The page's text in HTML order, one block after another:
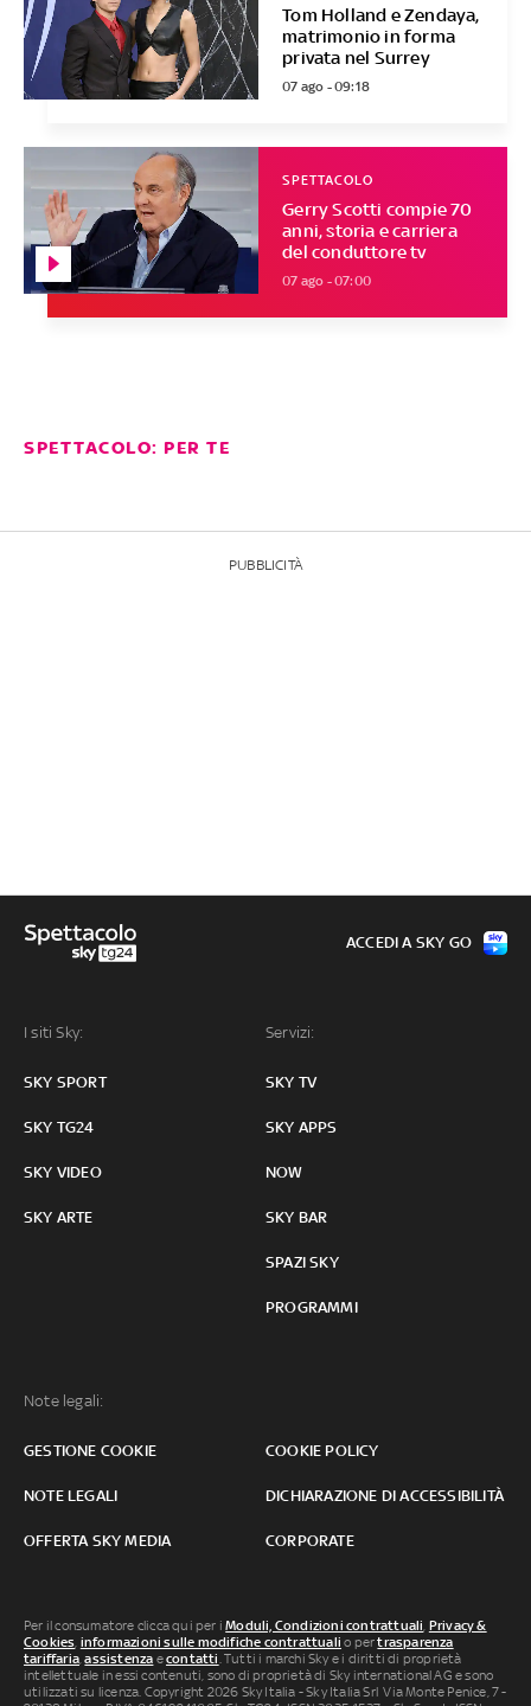
Tom Holland e Zendaya,
matrimonio in forma
privata nel Surrey
07 ago - 09:18
Gerry Scotti compie 70
anni, storia e carriera
del conduttore tv
SPETTACOLO
07 ago - 07:00
SPETTACOLO: PER TE
PUBBLICITÀ
I siti Sky:
SKY SPORT
SKY TG24
SKY VIDEO
SKY ARTE
Servizi:
SKY TV
SKY APPS
NOW
SKY BAR
SPAZI SKY
PROGRAMMI
Note legali:
GESTIONE COOKIE COOKIE POLICY
NOTE LEGALI DICHIARAZIONE DI ACCESSIBILITÀ
OFFERTA SKY MEDIA CORPORATE
ACCEDI A SKY GO
Per il consumatore clicca qui per iModuli, Condizioni contrattuali Privacy &
Cookies informazioni sulle modifiche contrattuali o pertrasparenza
tariffaria ,assistenza econtatti . Tutti i marchi Sky e i diritti di proprietà
intellettuale in essi contenuti, sono di proprietà di Sky international AG e sono
utilizzati su licenza. Copyright 2026 Sky Italia - Sky Italia Srl Via Monte Penice, 7 -